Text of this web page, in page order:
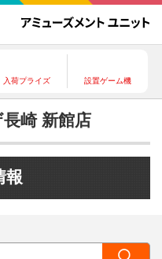
入荷プライズ 設置ゲーム機
崎 新館店
報